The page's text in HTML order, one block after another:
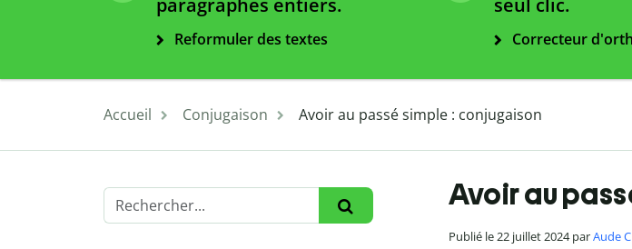
paragraphes entiers.
Reformuler des textes
seul clic.
Correcteur
Accueil Conjugaison Avoir au passé simple : conjugaison
Avoir au
Publié le 22 juillet 2024 parAude